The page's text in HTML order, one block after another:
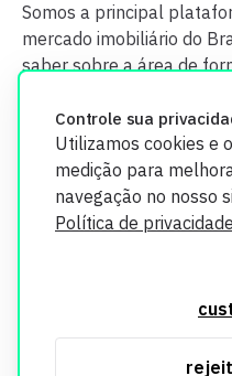
Controle sua
Utilizamos cookies e
medição para
navegação no nosso
Política de privacidade
Somos a principal
mercado imobiliário do
saber sobre a área de
segurança. Todos os dados
utilizados exclusivamente
informações, consulte nossa